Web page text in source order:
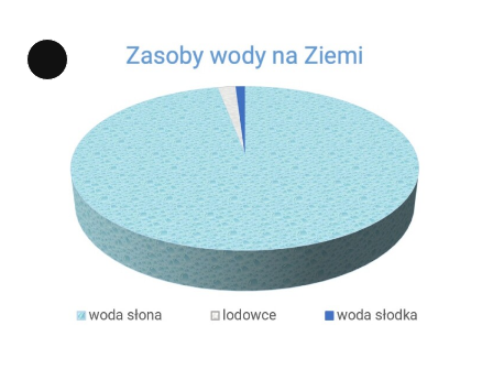
Long